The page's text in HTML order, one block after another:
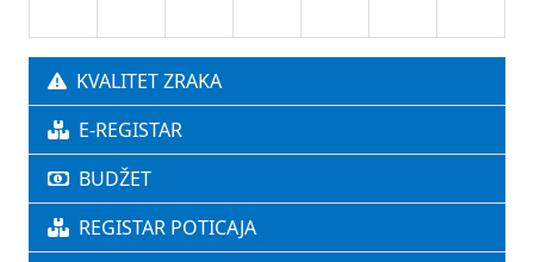
KVALITET ZRAKA
E-REGISTAR
BUDŽET
REGISTAR POTICAJA